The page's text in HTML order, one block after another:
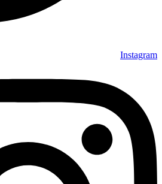
Instagram